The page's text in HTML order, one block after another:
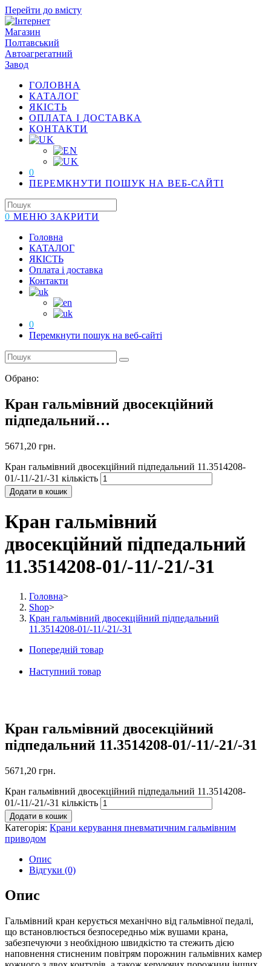
Перейти до вмісту
ГОЛОВНА
КАТАЛОГ
ЯКІСТЬ
ОПЛАТА І ДОСТАВКА
КОНТАКТИ
0
ПЕРЕМКНУТИ ПОШУК НА ВЕБ-САЙТІ
0 МЕНЮ ЗАКРИТИ
Головна
КАТАЛОГ
ЯКІСТЬ
Оплата і доставка
Контакти
0
Перемкнути пошук на веб-сайті
Обрано:
Кран гальмівний двосекційний
підпедальний…
5671,20 грн.
Кран гальмівний двосекційний підпедальний 11.3514208-
01/-11/-21/-31 кількість
Додати в кошик
Кран гальмівний
двосекційний підпедальний
11.3514208-01/-11/-21/-31
Головна>
Shop>
Кран гальмівний двосекційний підпедальний
11.3514208-01/-11/-21/-31
Попередній товар
Наступний товар
Кран гальмівний двосекційний
підпедальний 11.3514208-01/-11/-21/-31
5671,20 грн.
Кран гальмівний двосекційний підпедальний 11.3514208-
01/-11/-21/-31 кількість
Додати в кошик
Категорія: Крани керування пневматичним гальмівним
приводом
Опис
Відгуки (0)
Опис
Гальмівний кран керується механічно від гальмівної педалі,
що встановлюється безпосередньо між вушами крана,
забезпечуючи з необхідною швидкістю та стежить дією
наповнення стисненим повітрям порожнин гальмівних камер